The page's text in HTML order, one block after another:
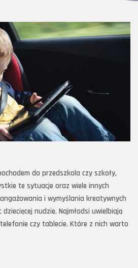
do przedszkola czy szkoły,
te sytuacje oraz wiele innych
i wymyślania kreatywnych
nudzie. Najmłodsi uwielbiają
czy tablecie. Które z nich warto